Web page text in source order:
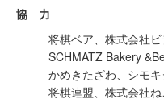
協 力
将棋ベア、株式会社ビ
SCHMATZ Bakery
かめきたざわ、シモ
将棋連盟、株式会社